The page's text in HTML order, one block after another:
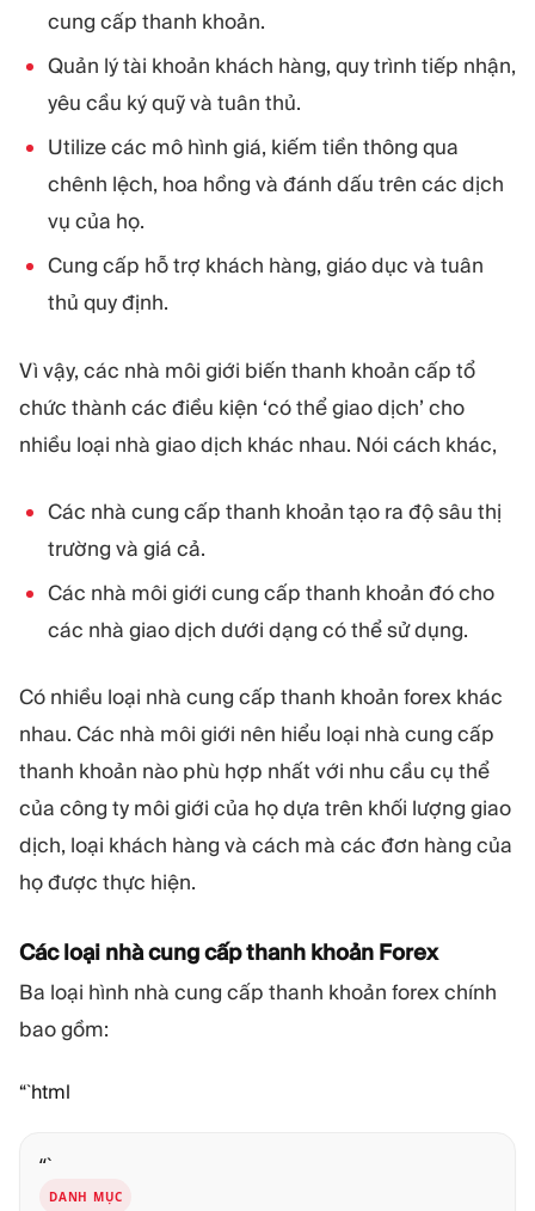
cung cấp thanh khoản.
Quản lý tài khoản khách hàng, quy trình tiếp nhận,
yêu cầu ký quỹ và tuân thủ.
Utilize các mô hình giá, kiếm tiền thông qua
chênh lệch, hoa hồng và đánh dấu trên các dịch
vụ của họ.
Cung cấp hỗ trợ khách hàng, giáo dục và tuân
thủ quy định.
Vì vậy, các nhà môi giới biến thanh khoản cấp tổ
chức thành các điều kiện ‘có thể giao dịch’ cho
nhiều loại nhà giao dịch khác nhau. Nói cách khác,
Các nhà cung cấp thanh khoản tạo ra độ sâu thị
trường và giá cả.
Các nhà môi giới cung cấp thanh khoản đó cho
các nhà giao dịch dưới dạng có thể sử dụng.
Có nhiều loại nhà cung cấp thanh khoản forex khác
nhau. Các nhà môi giới nên hiểu loại nhà cung cấp
thanh khoản nào phù hợp nhất với nhu cầu cụ thể
của công ty môi giới của họ dựa trên khối lượng giao
dịch, loại khách hàng và cách mà các đơn hàng của
họ được thực hiện.
Các loại nhà cung cấp thanh khoản Forex
Ba loại hình nhà cung cấp thanh khoản forex chính
bao gồm:
“`html
“`
DANH MỤC